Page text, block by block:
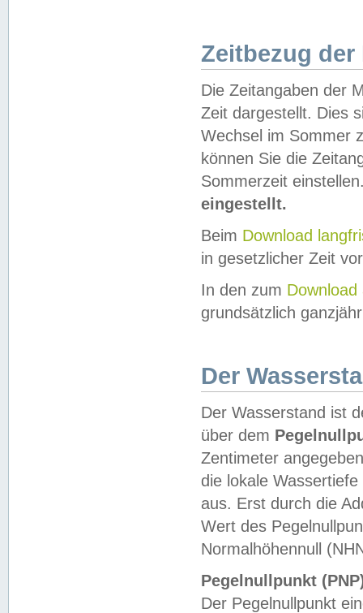
Zeitbezug der
Die Zeitangaben der
Zeit dargestellt. Dies
Wechsel im Sommer
können Sie die
Sommerzeit
eingestellt.
Beim Download
in gesetzlicher Zeit
In den zum Download
grundsätzlich
Der
Der Wasserstand ist
über dem
Zentimeter
die lokale
aus. Erst durch die
Wert des
Normalhöhennull
Pegelnullpunkt
Der Pegelnullpunkt